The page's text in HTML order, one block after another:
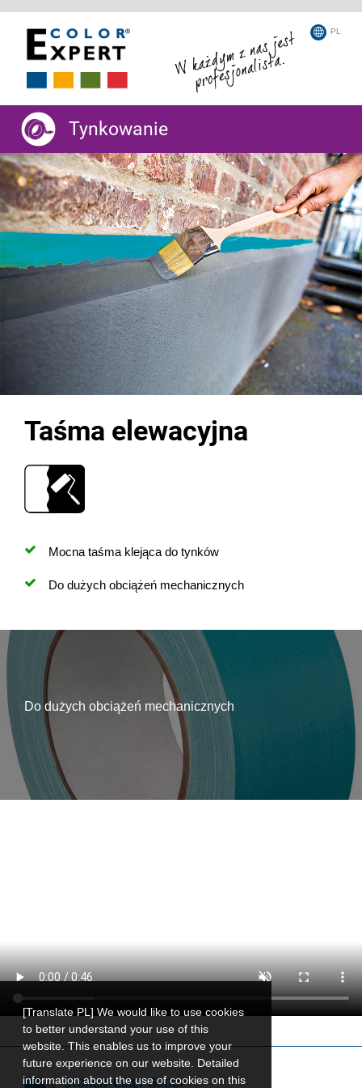
[Translate PL] We would like to use cookies
to better understand your use of this
website. This enables us to improve your
future experience on our website. Detailed
information about the use of cookies on this
PL
Tynkowanie
Taśma elewacyjna
Mocna taśma klejąca do tynków
Do dużych obciążeń mechanicznych
Do dużych obciążeń mechanicznych